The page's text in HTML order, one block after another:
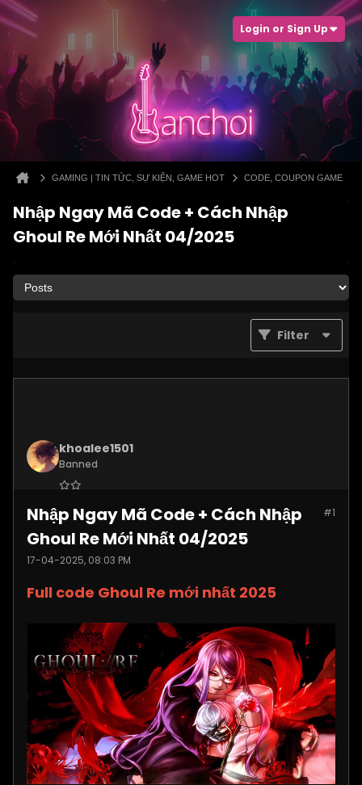
Login or Sign Up
GAMING | TIN TỨC, SỰ KIỆN, GAME HOT CODE, COUPON GAME
Nhập Ngay Mã Code + Cách Nhập
Ghoul Re Mới Nhất 04/2025
Filter
khoalee1501
Banned
Posts:5577 #1
Nhập Ngay Mã Code + Cách Nhập
Ghoul Re Mới Nhất 04/2025
17-04-2025, 08:03 PM
Full code Ghoul Re mới nhất 2025